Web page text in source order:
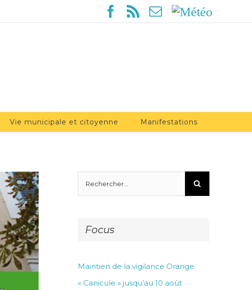
Facebook
Rss Email
Météo
Vie municipale et citoyenne Manifestations
Focus
Maintien de la vigilance Orange
« Canicule » jusqu’au 10 août